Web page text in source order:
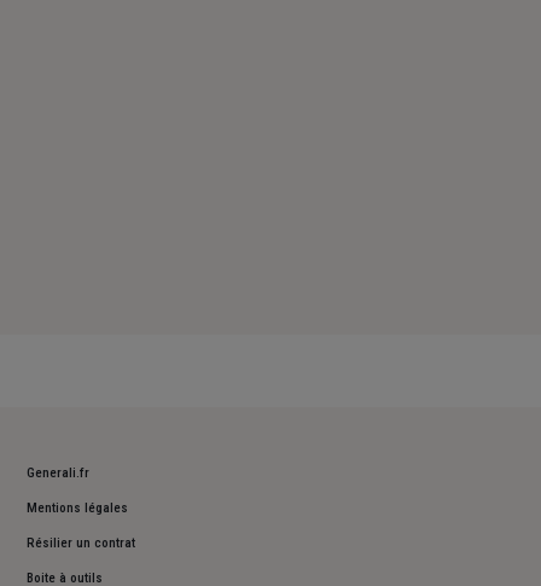
Generali.fr
Mentions légales
Résilier un contrat
Boite à outils